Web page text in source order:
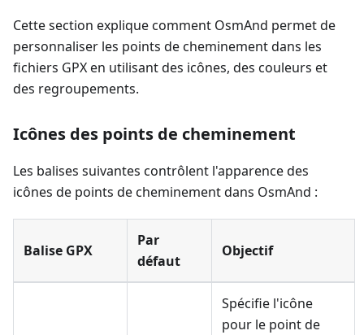
Cette section explique comment OsmAnd permet de
personnaliser les points de cheminement dans les
fichiers GPX en utilisant des icônes, des couleurs et
des regroupements.
Icônes des points de cheminement
Les balises suivantes contrôlent l'apparence des
icônes de points de cheminement dans OsmAnd :
Balise GPX
Par
défaut
Objectif
Spécifie l'icône
pour le point de